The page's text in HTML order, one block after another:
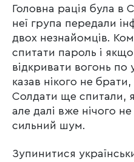
Головна рація була в
неї група передали
двох незнайомців.
спитати пароль і
відкривати вогонь
казав нікого не брати,
Солдати ще спитали,
але далі вже нічого
сильний шум.
Зупинитися